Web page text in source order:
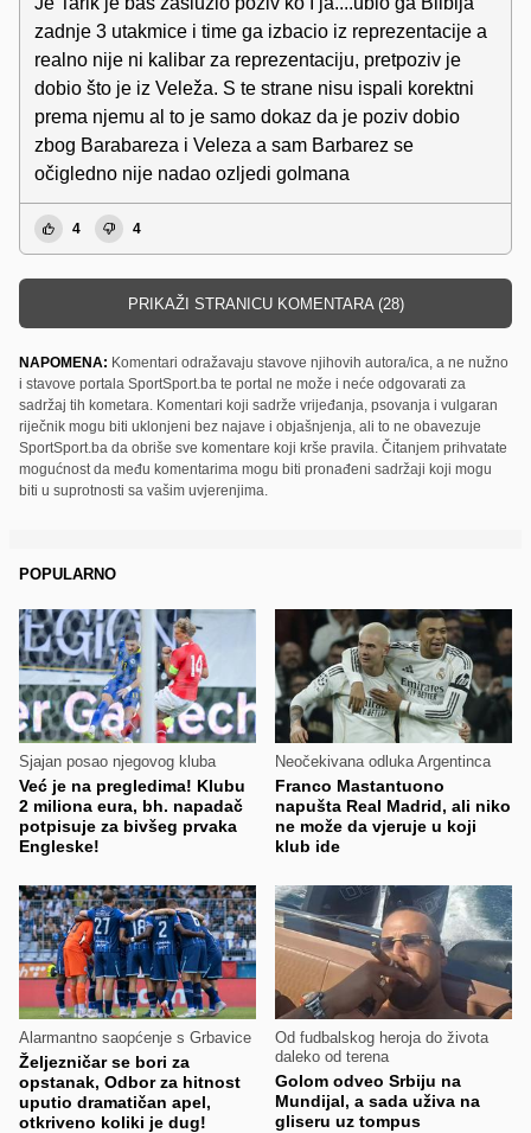
zadnje 3 utakmice i time ga izbacio iz reprezentacije a
realno nije ni kalibar za reprezentaciju, pretpoziv je
dobio što je iz Veleža. S te strane nisu ispali korektni
prema njemu al to je samo dokaz da je poziv dobio
zbog Barabareza i Veleza a sam Barbarez se
očigledno nije nadao ozljedi golmana
4 4
PRIKAŽI STRANICU KOMENTARA (28)
NAPOMENA: Komentari odražavaju stavove njihovih autora/ica, a ne nužno
i stavove portala SportSport.ba te portal ne može i neće odgovarati za
sadržaj tih kometara. Komentari koji sadrže vrijeđanja, psovanja i vulgaran
riječnik mogu biti uklonjeni bez najave i objašnjenja, ali to ne obavezuje
SportSport.ba da obriše sve komentare koji krše pravila. Čitanjem prihvatate
mogućnost da među komentarima mogu biti pronađeni sadržaji koji mogu
biti u suprotnosti sa vašim uvjerenjima.
POPULARNO
Sjajan posao njegovog kluba
Već je na pregledima! Klubu
2 miliona eura, bh. napadač
potpisuje za bivšeg prvaka
Engleske!
Neočekivana odluka Argentinca
Franco Mastantuono
napušta Real Madrid, ali niko
ne može da vjeruje u koji
klub ide
Alarmantno saopćenje s Grbavice
Željezničar se bori za
opstanak, Odbor za hitnost
uputio dramatičan apel,
otkriveno koliki je dug!
Od fudbalskog heroja do života
daleko od terena
Golom odveo Srbiju na
Mundijal, a sada uživa na
gliseru uz tompus